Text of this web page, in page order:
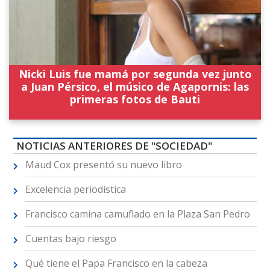
Nicki Luis fue mamá por segunda vez junto
a Juan Pérsico, el músico de Agapornis: las
primeras fotos de Bauti
NOTICIAS ANTERIORES DE "SOCIEDAD"
Maud Cox presentó su nuevo libro
Excelencia periodística
Francisco camina camuflado en la Plaza San Pedro
Cuentas bajo riesgo
Qué tiene el Papa Francisco en la cabeza